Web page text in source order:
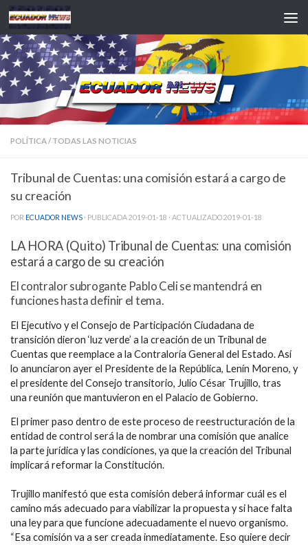
Saltar al contenido
POLÍTICA/ TODAS LAS NOTICIAS
Tribunal de Cuentas: una comisión estará a cargo de
su creación
POR ECUADOR NEWS · PUBLICADA2019-01-18 · ACTUALIZADO2019-01-18
LA HORA (Quito) Tribunal de Cuentas: una comisión
estará a cargo de su creación
El contralor subrogante Pablo Celi se mantendrá en
funciones hasta definir el tema.
El Ejecutivo y el Consejo de Participación Ciudadana de
transición dieron ‘luz verde’ a la creación de un Tribunal de
Cuentas que reemplace a la Contraloría General del Estado. Así
lo anunciaron ayer el Presidente de la República, Lenín Moreno, y
el presidente del Consejo transitorio, Julio César Trujillo, tras
una reunión que mantuvieron en el Palacio de Gobierno.
El primer paso dentro de este proceso de reestructuración de la
entidad de control será la de nombrar una comisión que analice
la parte jurídica y las condiciones, ya que la creación del Tribunal
implicará reformar la Constitución.
Trujillo manifestó que esta comisión deberá informar cuál es el
camino más adecuado para viabilizar la propuesta y si hace falta
una ley para que funcione adecuadamente el nuevo organismo.
“Esa comisión va a ser creada inmediatamente. Eso quiere decir